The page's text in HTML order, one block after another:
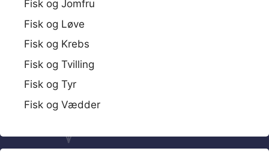
Fisk og Jomfru
Fisk og Løve
Fisk og Krebs
Fisk og Tvilling
Fisk og Tyr
Fisk og Vædder